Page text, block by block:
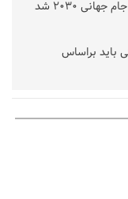
۲۰۳۰ شد
باید براساس
فاقد سندیت است
درباره تنگه هرمز،
گیلان نسبت به